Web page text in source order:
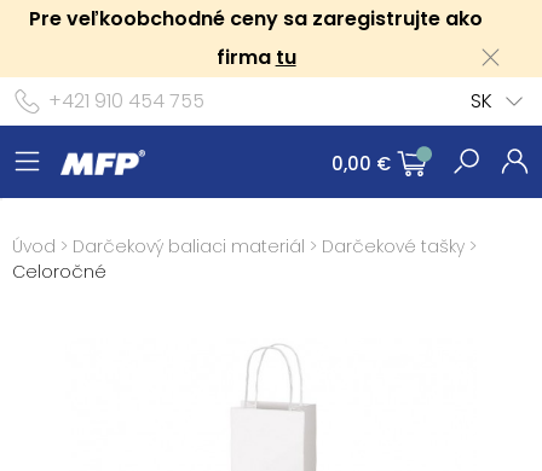
Pre veľkoobchodné ceny sa zaregistrujte ako
firma tu
+421 910 454 755
SK
0,00 €
Úvod > Darčekový baliaci materiál > Darčekové tašky >
Celoročné